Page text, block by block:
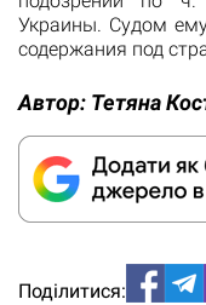
Украины. Судом
содержания под
Автор: Тетяна
Поділитися: